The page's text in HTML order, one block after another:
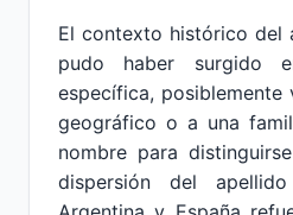
El contexto histórico del
pudo haber surgido
específica, posiblemente
geográfico o a una
nombre para
dispersión del